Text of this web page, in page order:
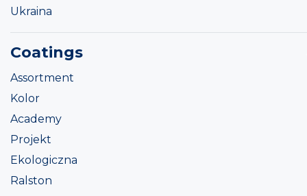
Ukraina
Coatings
Assortment
Kolor
Academy
Projekt
Ekologiczna
Ralston